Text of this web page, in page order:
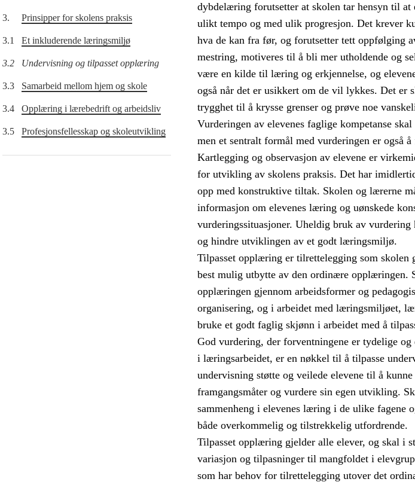
3. Prinsipper for skolens praksis
3.1 Et inkluderende læringsmiljø
3.2 Undervisning og tilpasset opplæring
3.3 Samarbeid mellom hjem og skole
3.4 Opplæring i lærebedrift og arbeidsliv
3.5 Profesjonsfellesskap og skoleutvikling
dybdelæring forutsetter at skolen tar hensyn til
ulikt tempo og med ulik progresjon. Det krever
hva de kan fra før, og forutsetter tett oppfølging
mestring, motiveres til å bli mer utholdende og
være en kilde til læring og erkjennelse, og
også når det er usikkert om de vil lykkes. Det er
trygghet til å krysse grenser og prøve noe
Vurderingen av elevenes faglige kompetanse
men et sentralt formål med vurderingen er også
Kartlegging og observasjon av elevene er
for utvikling av skolens praksis. Det har
opp med konstruktive tiltak. Skolen og lærerne
informasjon om elevenes læring og uønskede
vurderingssituasjoner. Uheldig bruk av vurdering
og hindre utviklingen av et godt læringsmiljø.
Tilpasset opplæring er tilrettelegging som skolen
best mulig utbytte av den ordinære opplæringen.
opplæringen gjennom arbeidsformer og
organisering, og i arbeidet med læringsmiljøet,
bruke et godt faglig skjønn i arbeidet med å
God vurdering, der forventningene er tydelige
i læringsarbeidet, er en nøkkel til å tilpasse
undervisning støtte og veilede elevene til å kunne
framgangsmåter og vurdere sin egen utvikling.
sammenheng i elevenes læring i de ulike fagene
både overkommelig og tilstrekkelig utfordrende.
Tilpasset opplæring gjelder alle elever, og skal i
variasjon og tilpasninger til mangfoldet i
som har behov for tilrettelegging utover det